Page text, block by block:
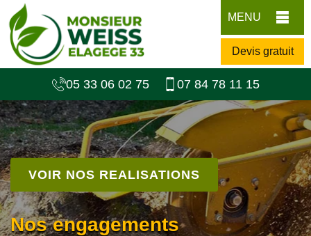
MENU
Devis gratuit
05 33 06 02 75 07 84 78 11 15
VOIR NOS REALISATIONS
Nos engagements